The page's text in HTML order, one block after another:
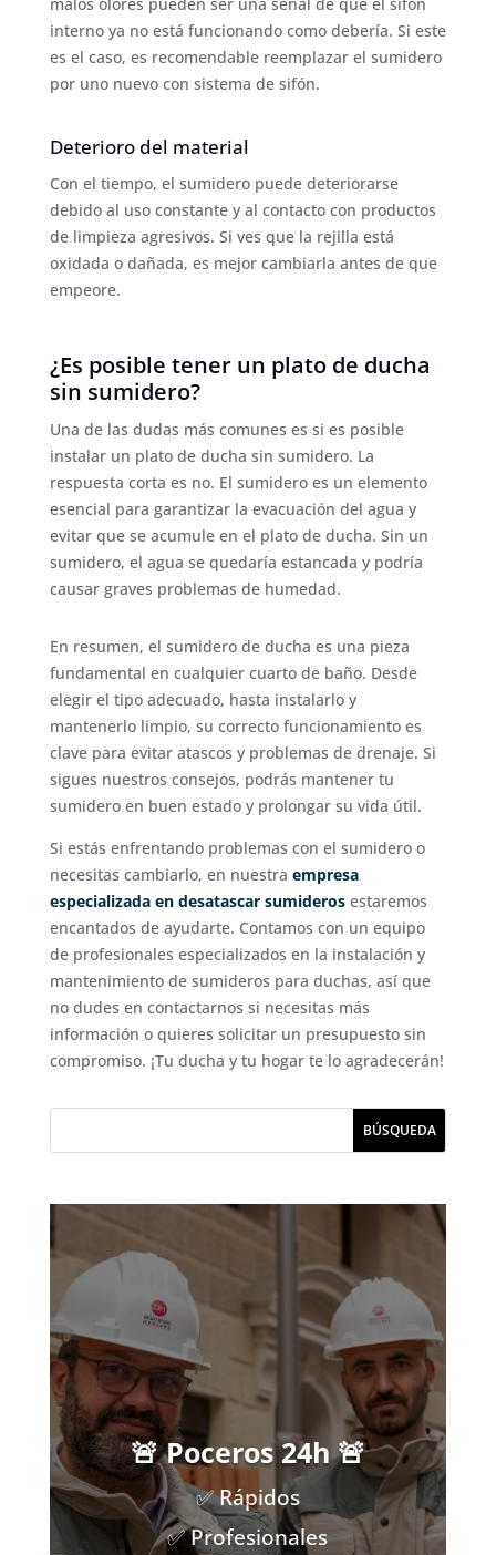
malos olores pueden ser una señal de que el sifón
interno ya no está funcionando como debería. Si este
es el caso, es recomendable reemplazar el sumidero
por uno nuevo con sistema de sifón.
Deterioro del material
Con el tiempo, el sumidero puede deteriorarse
debido al uso constante y al contacto con productos
de limpieza agresivos. Si ves que la rejilla está
oxidada o dañada, es mejor cambiarla antes de que
empeore.
¿Es posible tener un plato de ducha
sin sumidero?
Una de las dudas más comunes es si es posible
instalar un plato de ducha sin sumidero. La
respuesta corta es no. El sumidero es un elemento
esencial para garantizar la evacuación del agua y
evitar que se acumule en el plato de ducha. Sin un
sumidero, el agua se quedaría estancada y podría
causar graves problemas de humedad.
En resumen, el sumidero de ducha es una pieza
fundamental en cualquier cuarto de baño. Desde
elegir el tipo adecuado, hasta instalarlo y
mantenerlo limpio, su correcto funcionamiento es
clave para evitar atascos y problemas de drenaje. Si
sigues nuestros consejos, podrás mantener tu
sumidero en buen estado y prolongar su vida útil.
Si estás enfrentando problemas con el sumidero o
necesitas cambiarlo, en nuestra empresa
especializada en desatascar sumiderosestaremos
encantados de ayudarte. Contamos con un equipo
de profesionales especializados en la instalación y
mantenimiento de sumideros para duchas, así que
no dudes en contactarnos si necesitas más
información o quieres solicitar un presupuesto sin
compromiso. ¡Tu ducha y tu hogar te lo agradecerán!
🚨 Poceros 24h 🚨
✅ Rápidos
✅ Profesionales